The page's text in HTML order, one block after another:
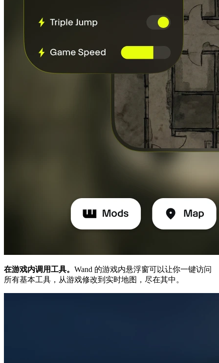
在游戏内调用工具。 Wand 的游戏内悬浮窗可以让你一键访问
所有基本工具，从游戏修改到实时地图，尽在其中。